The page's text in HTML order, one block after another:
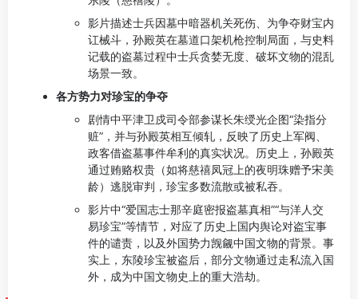
影片描述士兵因墓中暗器机关死伤、为争夺财宝内
讧械斗，孙殿英在墓道口架机枪控制局面，与史料
记载的盗墓过程中士兵贪婪无度、破坏文物的混乱
场景一致。
各方势力对珍宝的争夺
剧情中平津卫戍司令部参谋长朱绶光企图“染指分
赃”，并与孙殿英相互倾轧，反映了历史上军阀、
政客借盗墓事件牟利的真实状况。历史上，孙殿英
通过贿赂权贵（如将慈禧凤冠上的夜明珠赠予宋美
龄）逃脱审判，珍宝多数流散或被私吞。
影片中“爱国志士那辛庭密报盗墓真相”“与洋人交
易珍宝”等情节，对应了历史上国内舆论对盗宝事
件的谴责，以及外国势力觊觎中国文物的背景。事
实上，东陵珍宝被盗后，部分文物通过走私流入国
外，成为中国文物史上的重大浩劫。